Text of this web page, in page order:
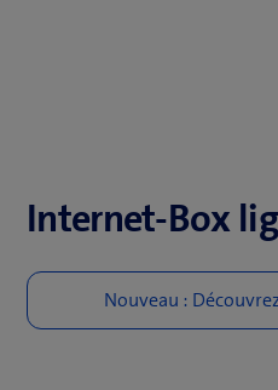
Internet-Box